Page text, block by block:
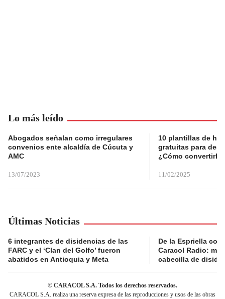
Lo más leído
Abogados señalan como irregulares
convenios ente alcaldía de Cúcuta y
AMC
13/07/2023
10 plantillas de
gratuitas para
¿Cómo convertirla
11/02/2025
Últimas Noticias
6 integrantes de disidencias de las
FARC y el ‘Clan del Golfo’ fueron
abatidos en Antioquia y Meta
De la Espriella
Caracol Radio:
cabecilla de
© CARACOL S.A. Todos los derechos reservados.
CARACOL S.A. realiza una reserva expresa de las reproducciones y usos de las obras